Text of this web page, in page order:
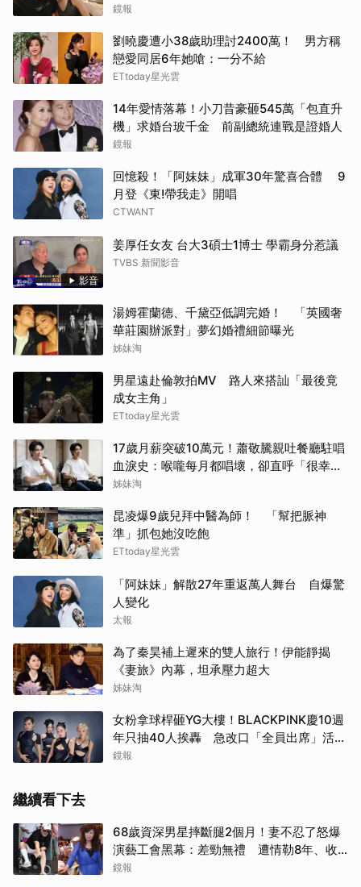
她是文盲我也喜歡！
鏡報
劉曉慶遭小38歲助理討2400萬！ 男方稱
戀愛同居6年她嗆：一分不給
ETtoday星光雲
14年愛情落幕！小刀昔豪砸545萬「包直升
機」求婚台玻千金 前副總統連戰是證婚人
鏡報
回憶殺！「阿妹妹」成軍30年驚喜合體 9
月登《東!帶我走》開唱
CTWANT
影音
姜厚任女友 台大3碩士1博士 學霸身分惹議
TVBS 新聞影音
湯姆霍蘭德、千黛亞低調完婚！ 「英國奢
華莊園辦派對」夢幻婚禮細節曝光
姊妹淘
男星遠赴倫敦拍MV 路人來搭訕「最後竟
成女主角」
ETtoday星光雲
17歲月薪突破10萬元！蕭敬騰親吐餐廳駐唱
血淚史：喉嚨每月都唱壞，卻直呼「很幸
福」
姊妹淘
昆凌爆9歲兒拜中醫為師！ 「幫把脈神
準」抓包她沒吃飽
ETtoday星光雲
「阿妹妹」解散27年重返萬人舞台 自爆驚
人變化
太報
為了秦昊補上遲來的雙人旅行！伊能靜揭
《妻旅》內幕，坦承壓力超大
姊妹淘
女粉拿球桿砸YG大樓！BLACKPINK慶10週
年只抽40人挨轟 急改口「全員出席」活動
場地曝光了
鏡報
繼續看下去
68歲資深男星摔斷腿2個月！妻不忍了怒爆
演藝工會黑幕：差勁無禮 遭情勒8年、收
二手探病禮
鏡報